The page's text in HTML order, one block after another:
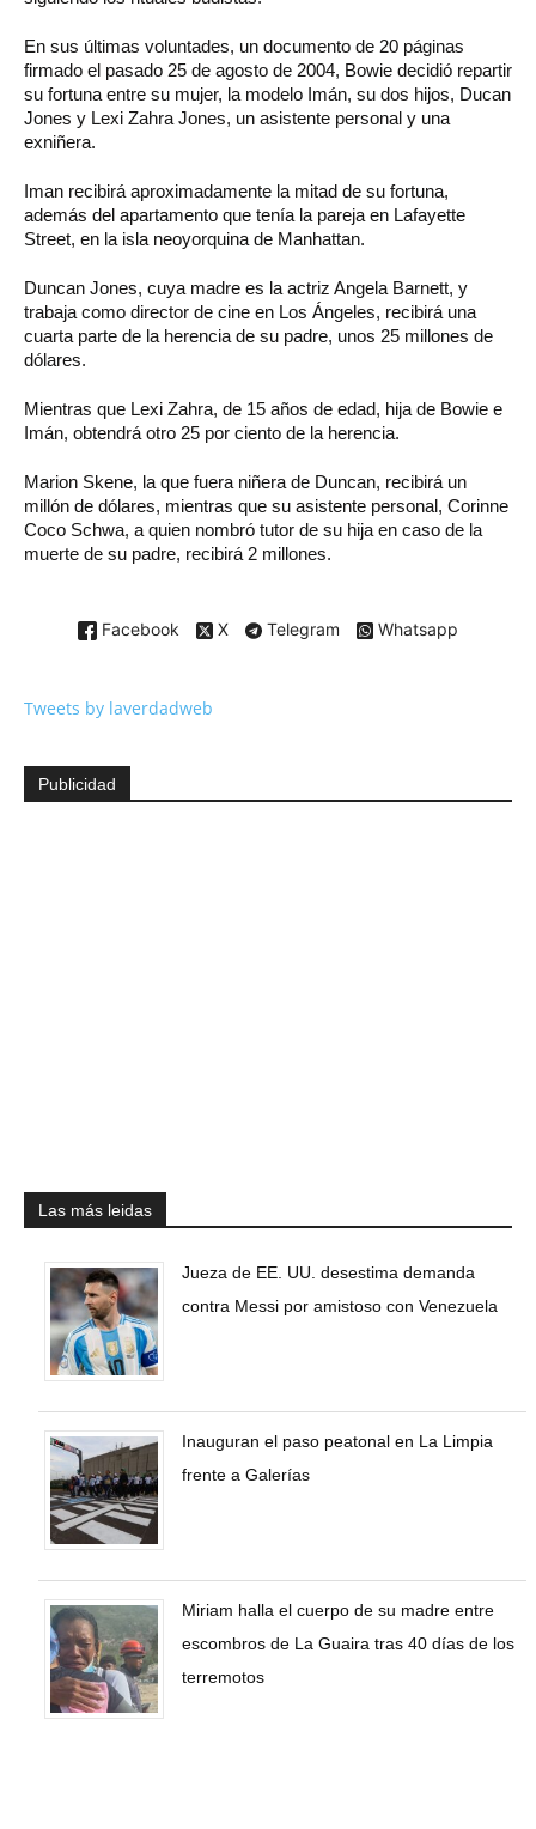
En sus últimas voluntades, un documento de 20 páginas
firmado el pasado 25 de agosto de 2004, Bowie decidió repartir
su fortuna entre su mujer, la modelo Imán, su dos hijos, Ducan
Jones y Lexi Zahra Jones, un asistente personal y una
exniñera.
Iman recibirá aproximadamente la mitad de su fortuna,
además del apartamento que tenía la pareja en Lafayette
Street, en la isla neoyorquina de Manhattan.
Duncan Jones, cuya madre es la actriz Angela Barnett, y
trabaja como director de cine en Los Ángeles, recibirá una
cuarta parte de la herencia de su padre, unos 25 millones de
dólares.
Mientras que Lexi Zahra, de 15 años de edad, hija de Bowie e
Imán, obtendrá otro 25 por ciento de la herencia.
Marion Skene, la que fuera niñera de Duncan, recibirá un
millón de dólares, mientras que su asistente personal, Corinne
Coco Schwa, a quien nombró tutor de su hija en caso de la
muerte de su padre, recibirá 2 millones.
Facebook X Telegram Whatsapp
Tweets by laverdadweb
Publicidad
Las más leidas
Jueza de EE. UU. desestima demanda
contra Messi por amistoso con Venezuela
Inauguran el paso peatonal en La Limpia
frente a Galerías
Miriam halla el cuerpo de su madre entre
escombros de La Guaira tras 40 días de los
terremotos